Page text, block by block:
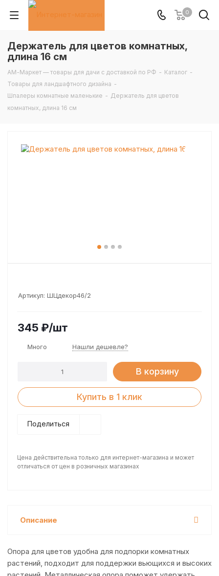
0
Держатель для цветов комнатных,
длина 16 см
АМ-Маркет — товары для дачи с доставкой по РФ - Каталог -
Товары для ландшафтного дизайна -
Шпалеры комнатные маленькие - Держатель для цветов
комнатных, длина 16 см
Артикул: ШЦдекор46/2
345 ₽/шт
Много Нашли дешевле?
В корзину
Купить в 1 клик
Поделиться
Цена действительна только для интернет-магазина и может
отличаться от цен в розничных магазинах
Описание
Опора для цветов удобна для подпорки комнатных
растений, подходит для поддержки вьющихся и высоких